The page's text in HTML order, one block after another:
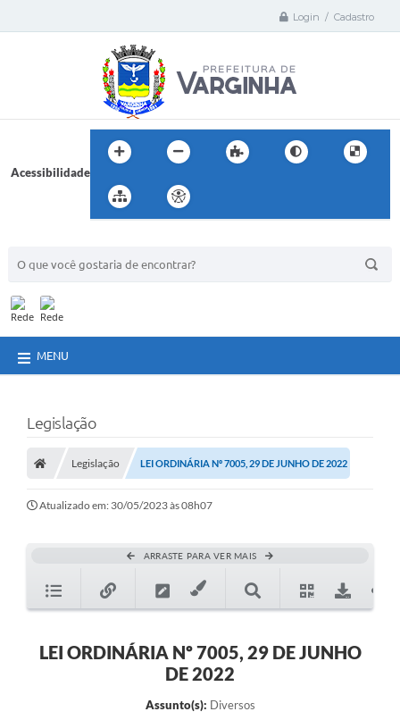
Login / Cadastro
Acessibilidade
MENU
Legislação
Legislação LEI ORDINÁRIA Nº 7005, 29 DE JUNHO DE 2022
Atualizado em: 30/05/2023 às 08h07
ARRASTE PARA VER MAIS
LEI ORDINÁRIA Nº 7005, 29 DE JUNHO
DE 2022
Assunto(s): Diversos